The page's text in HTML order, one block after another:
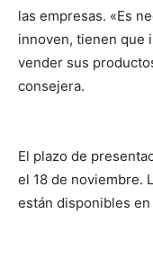
las empresas. «Es
innoven, tienen que
vender sus
consejera.
El plazo de
el 18 de noviembre.
están disponibles